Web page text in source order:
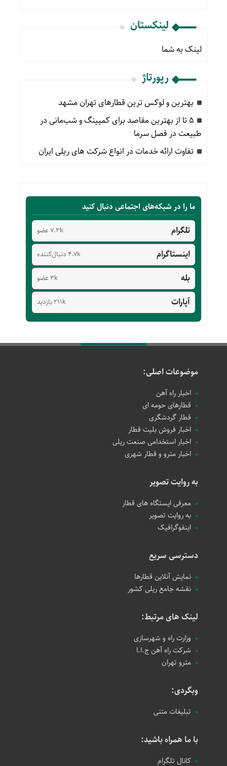
لینکستان
لینک به شما
رپورتاژ
بهترین و لوکس ترین قطارهای تهران مشهد
۵ تا از بهترین مقاصد برای کمپینگ و شب‌مانی در
طبیعت در فصل سرما
تفاوت ارائه خدمات در انواع شرکت های ریلی ایران
ما را در شبکه‌های اجتماعی دنبال کنید
تلگرام 7.3k عضو
اینستاگرام 4.7k دنبال‌کننده
بله 3k عضو
آپارات 211k بازدید
موضوعات اصلی:
اخبار راه آهن
قطارهای حومه ای
قطار گردشگری
اخبار فروش بلیت قطار
اخبار استخدامی صنعت ریلی
اخبار مترو و قطار شهری
به روایت تصویر
معرفی ایستگاه های قطار
به روایت تصویر
اینفوگرافیک
دسترسی سریع
نمایش آنلاین قطارها
نقشه جامع ریلی کشور
لینک های مرتبط:
وزارت راه و شهرسازی
شرکت راه آهن ج.ا.ا
مترو تهران
وبگردی:
تبلیغات متنی
با ما همراه باشید:
کانال تلگرام